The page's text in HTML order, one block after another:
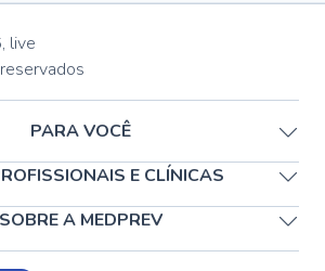
, live
PARA VOCÊ
E CLÍNICAS
SOBRE A MEDPREV